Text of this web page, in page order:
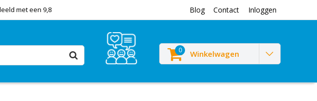
met een 9,8 Blog Contact Inloggen
0 Winkelwagen